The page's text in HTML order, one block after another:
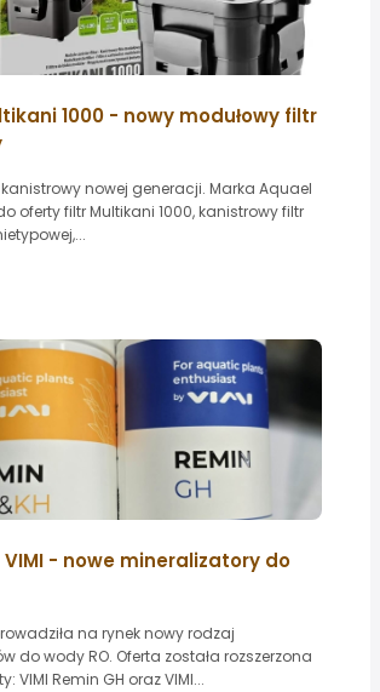
1000 - nowy modułowy filtr
kanistrowy nowej generacji. Marka Aquael
oferty filtr Multikani 1000, kanistrowy filtr
VIMI - nowe mineralizatory do
na rynek nowy rodzaj
do wody RO. Oferta została rozszerzona
VIMI Remin GH oraz VIMI...